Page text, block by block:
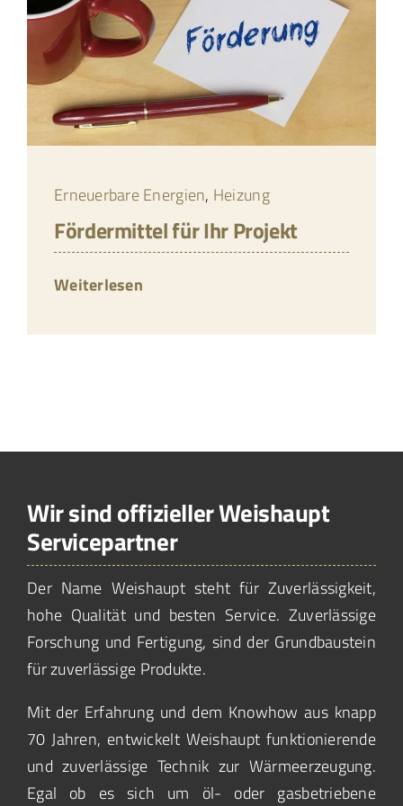
Erneuerbare Energien, Heizung
Fördermittel für Ihr Projekt
Weiterlesen
Wir sind offizieller Weishaupt
Servicepartner
Der Name Weishaupt steht für Zuverlässigkeit,
hohe Qualität und besten Service. Zuverlässige
Forschung und Fertigung, sind der Grundbaustein
für zuverlässige Produkte.
Mit der Erfahrung und dem Knowhow aus knapp
70 Jahren, entwickelt Weishaupt funktionierende
und zuverlässige Technik zur Wärmeerzeugung.
Egal ob es sich um öl- oder gasbetriebene